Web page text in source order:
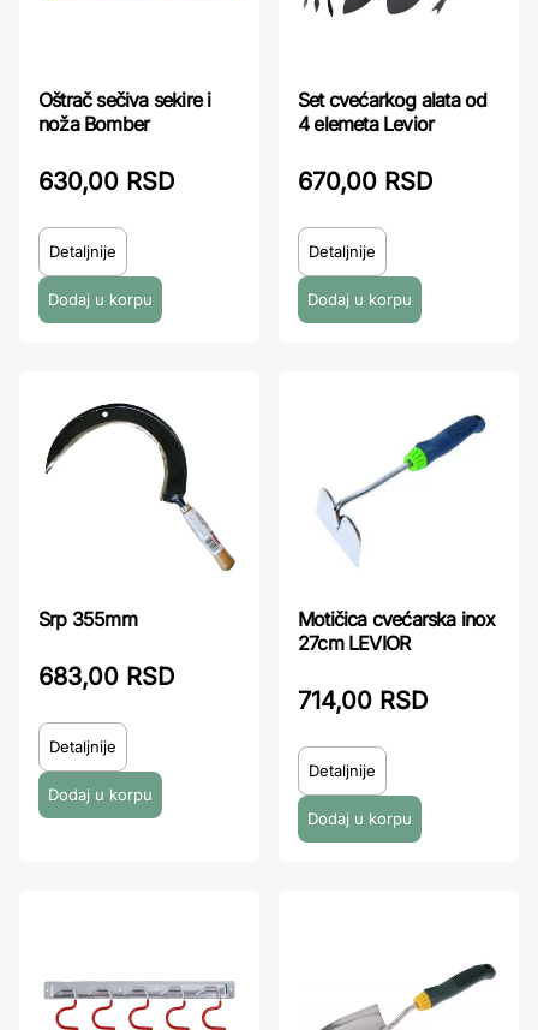
Oštrač sečiva sekire i
noža Bomber
630,00 RSD
Detaljnije
Set cvećarkog alata od
4 elemeta Levior
670,00 RSD
Detaljnije
Srp 355mm
683,00 RSD
Detaljnije
Motičica cvećarska inox
27cm LEVIOR
714,00 RSD
Detaljnije